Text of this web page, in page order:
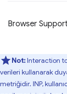
Browser
Not:Interaction to
verileri kullanarak
metriğidir. INP,